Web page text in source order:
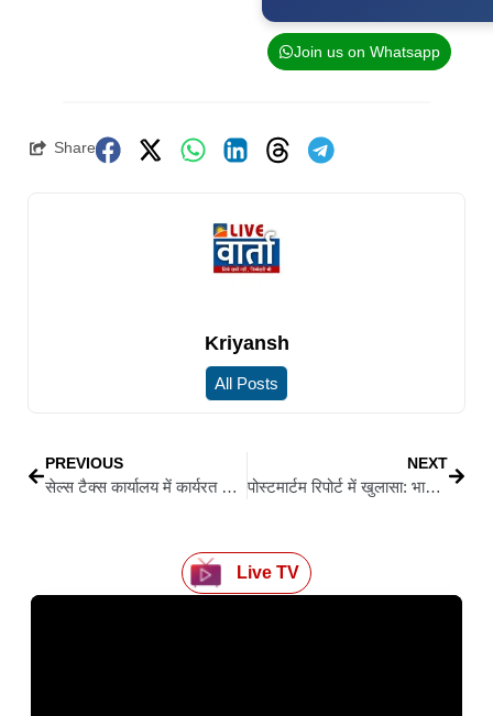
Join us on Whatsapp
Share
Kriyansh
All Posts
PREVIOUS
सेल्स टैक्स कार्यालय में कार्यरत चतुर्थ वर्गीय घुसखोर कर्मी को भागलपुर के निगरानी कोर्ट में पेश किया गया
NEXT
पोस्टमार्टम रिपोर्ट में खुलासा: भागलपुर के नीरज की हुई थी हत्या, जाने क्या है मामला
Live TV